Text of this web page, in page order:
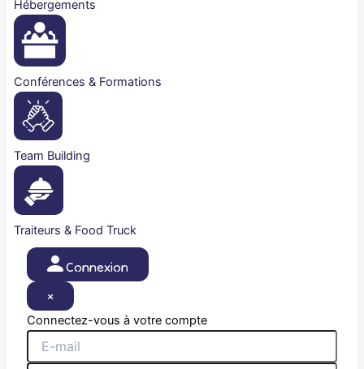
Hébergements
Conférences & Formations
Team Building
Traiteurs & Food Truck
Connexion
×
Connectez-vous à votre compte